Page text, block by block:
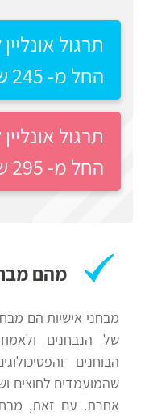
משטרה
רווח
חיפוש
לימודים
תרגול אונליין ל-3
החל מ- 245 ש"ח
תרגול אונליין ל-7
החל מ- 295 ש"ח
מהם
מבחני אישיות הם
של הנבחנים
הבוחנים
שהמועמדים לחוצים
אחרת. עם זאת,